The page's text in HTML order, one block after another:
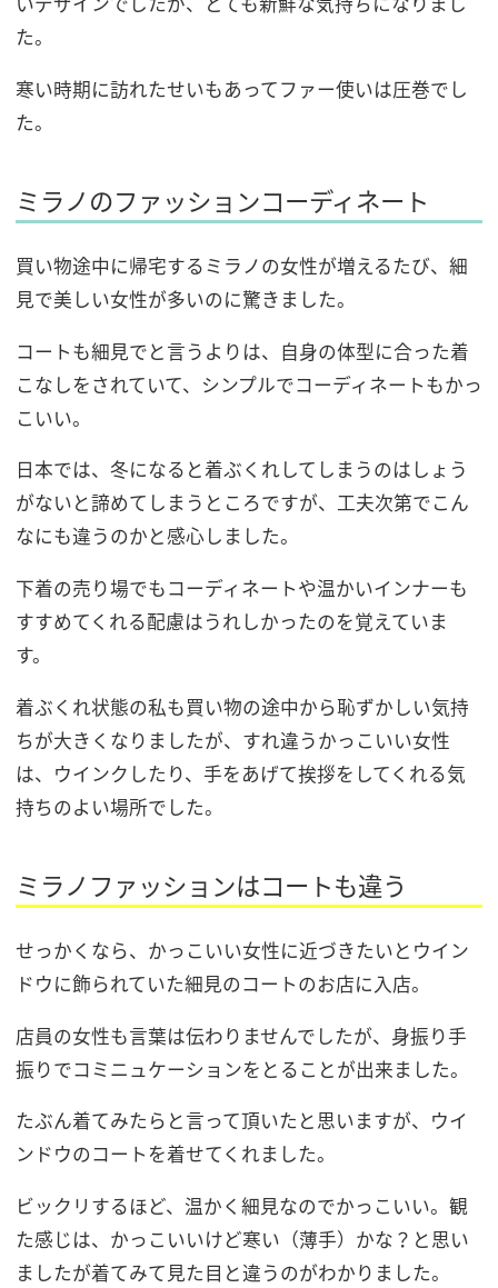
た。
寒い時期に訪れたせいもあってファー使いは圧巻でし
た。
ミラノのファッションコーディネート
買い物途中に帰宅するミラノの女性が増えるたび、細
見で美しい女性が多いのに驚きました。
コートも細見でと言うよりは、自身の体型に合った着
こなしをされていて、シンプルでコーディネートもかっ
こいい。
日本では、冬になると着ぶくれしてしまうのはしょう
がないと諦めてしまうところですが、工夫次第でこん
なにも違うのかと感心しました。
下着の売り場でもコーディネートや温かいインナーも
すすめてくれる配慮はうれしかったのを覚えていま
す。
着ぶくれ状態の私も買い物の途中から恥ずかしい気持
ちが大きくなりましたが、すれ違うかっこいい女性
は、ウインクしたり、手をあげて挨拶をしてくれる気
持ちのよい場所でした。
ミラノファッションはコートも違う
せっかくなら、かっこいい女性に近づきたいとウイン
ドウに飾られていた細見のコートのお店に入店。
店員の女性も言葉は伝わりませんでしたが、身振り手
振りでコミニュケーションをとることが出来ました。
たぶん着てみたらと言って頂いたと思いますが、ウイ
ンドウのコートを着せてくれました。
ビックリするほど、温かく細見なのでかっこいい。観
た感じは、かっこいいけど寒い（薄手）かな？と思い
ましたが着てみて見た目と違うのがわかりました。